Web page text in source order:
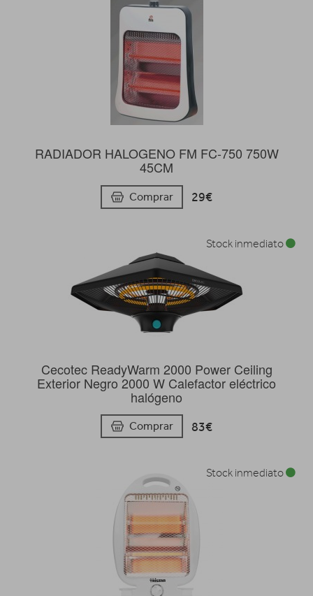
RADIADOR HALOGENO FM FC-750 750W
45CM
Comprar 29€
Cecotec ReadyWarm 2000 Power Ceiling
Exterior Negro 2000 W Calefactor eléctrico
halógeno
Comprar 83€
Stock inmediato
Stock inmediato